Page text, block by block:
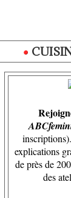
explications
de près de
des